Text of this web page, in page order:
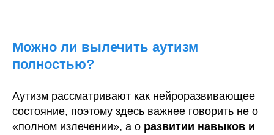
Можно ли вылечить аутизм
полностью?
Аутизм рассматривают как нейроразвивающее
состояние, поэтому здесь важнее говорить не о
«полном излечении», а о развитии навыков и